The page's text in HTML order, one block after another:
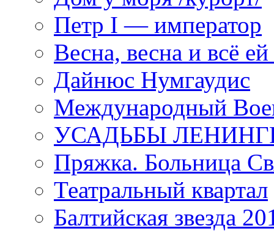
Петр I — император
Весна, весна и всё
Дайнюс Нумгаудис
Международный
УСАДЬБЫ
Пряжка. Больница
Театральный квартал
Балтийская звезда